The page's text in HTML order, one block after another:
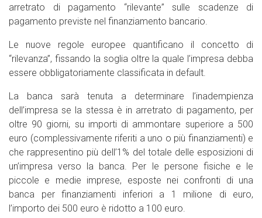
arretrato di pagamento “rilevante” sulle scadenze di
pagamento previste nel finanziamento bancario.
Le nuove regole europee quantificano il concetto di
“rilevanza”, fissando la soglia oltre la quale l’impresa debba
essere obbligatoriamente classificata in default.
La banca sarà tenuta a determinare l’inadempienza
dell’impresa se la stessa è in arretrato di pagamento, per
oltre 90 giorni, su importi di ammontare superiore a 500
euro (complessivamente riferiti a uno o più finanziamenti) e
che rappresentino più dell’1% del totale delle esposizioni di
un’impresa verso la banca. Per le persone fisiche e le
piccole e medie imprese, esposte nei confronti di una
banca per finanziamenti inferiori a 1 milione di euro,
l’importo dei 500 euro è ridotto a 100 euro.